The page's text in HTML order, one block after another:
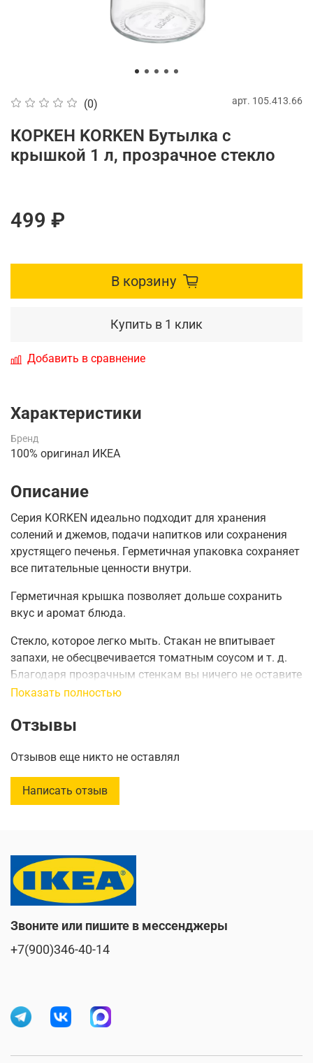
(0) арт. 105.413.66
КОРКЕН KORKEN Бутылка с
крышкой 1 л, прозрачное стекло
499 ₽
В корзину
Купить в 1 клик
Добавить в сравнение
Характеристики
Бренд
100% оригинал ИКЕА
Описание
Серия KORKEN идеально подходит для хранения
солений и джемов, подачи напитков или сохранения
хрустящего печенья. Герметичная упаковка сохраняет
все питательные ценности внутри.
Герметичная крышка позволяет дольше сохранить
вкус и аромат блюда.
Стекло, которое легко мыть. Стакан не впитывает
запахи, не обесцвечивается томатным соусом и т. д.
Благодаря прозрачным стенкам вы ничего не оставите
после себя и ничего не забудете.\
Емкость:1 л
Показать полностью
Отзывы
Отзывов еще никто не оставлял
Написать отзыв
Звоните или пишите в мессенджеры
+7(900)346-40-14